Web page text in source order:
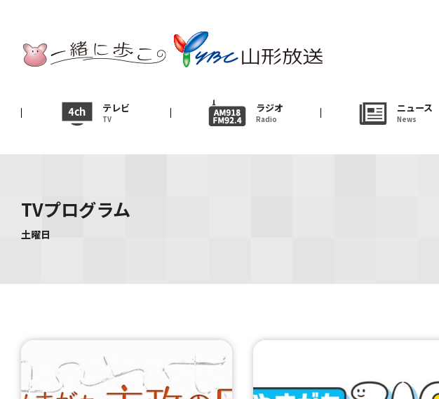
テレビ
TV
ラジオ
Radio
ニュース
News
テレビ
ニュース
News
イベント
ＹＢＣオンデマンド
TVプログラム
土曜日